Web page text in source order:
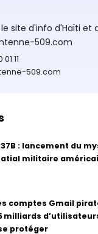
site d'info d'Haïti et
509.com
11
509.com
: lancement du
militaire
comptes Gmail
milliards
protéger